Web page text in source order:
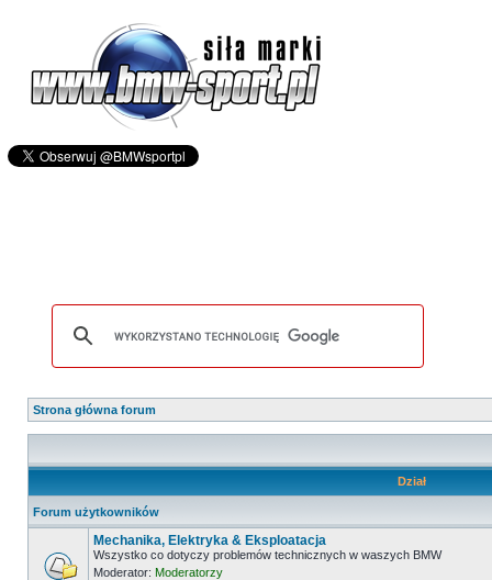
Strona główna forum
Dział
Forum użytkowników
Mechanika, Elektryka & Eksploatacja
Wszystko co dotyczy problemów technicznych w waszych BMW
Moderator: Moderatorzy